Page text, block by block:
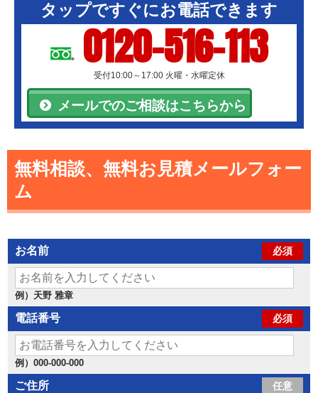
タップですぐにお電話できます
0120-516-113
受付10:00～17:00 火曜・水曜定休
メールでのご相談はこちらから
無料相談、無料お見積メールフォー
ム
お名前 必須
例）天野 雅章
電話番号 必須
例）000-000-000
ご住所 任意